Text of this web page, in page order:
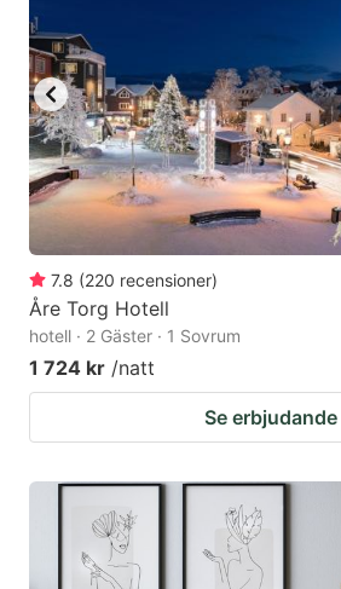
7.8 (220 recensioner)
Åre Torg Hotell
hotell · 2 Gäster · 1 Sovrum
1 724 kr /natt
Se erbjudande